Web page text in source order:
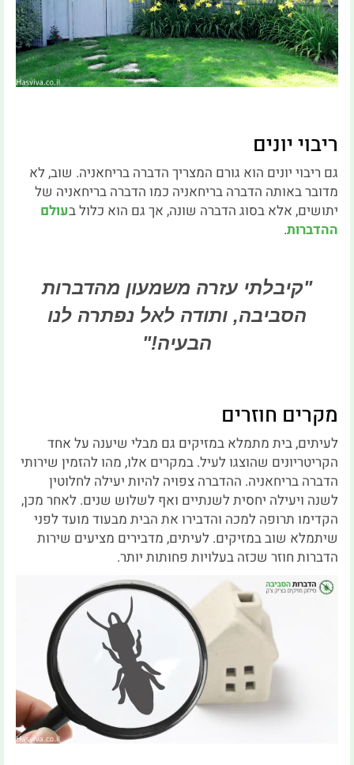
ריבוי יונים
גם ריבוי יונים הוא גורם המצריך הדברה בריחאניה. שוב, לא
מדובר באותה הדברה בריחאניה כמו הדברה בריחאניה של
יתושים, אלא בסוג הדברה שונה, אך גם הוא כלול בעולם
ההדברות.
"קיבלתי עזרה משמעון מהדברות
הסביבה, ותודה לאל נפתרה לנו
הבעיה!"
מקרים חוזרים
לעיתים, בית מתמלא במזיקים גם מבלי שיענה על אחד
הקריטריונים שהוצגו לעיל. במקרים אלו, מהו להזמין שירותי
הדברה בריחאניה. ההדברה צפויה להיות יעילה לחלוטין
לשנה ויעילה יחסית לשנתיים ואף לשלוש שנים. לאחר מכן,
הקדימו תרופה למכה והדבירו את הבית מבעוד מועד לפני
שיתמלא שוב במזיקים. לעיתים, מדבירים מציעים שירות
הדברות חוזר שכזה בעלויות פחותות יותר.